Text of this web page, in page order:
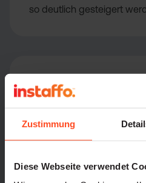
Zustimmung
Diese Webseite verwendet
so deutlich gesteigert
SaaS Ingolstadt 50-100
Einstellungen mit Instaffo: